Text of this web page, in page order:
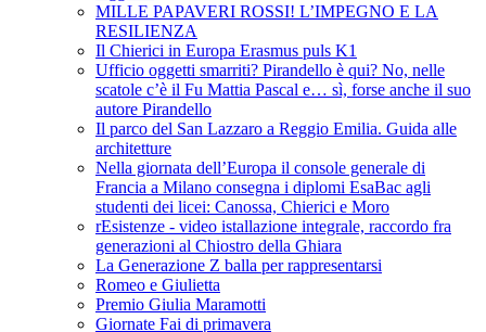
MILLE PAPAVERI ROSSI! L’IMPEGNO E LA
RESILIENZA
Il Chierici in Europa Erasmus puls K1
Ufficio oggetti smarriti? Pirandello è qui? No, nelle
scatole c’è il Fu Mattia Pascal e… sì, forse anche il suo
autore Pirandello
Il parco del San Lazzaro a Reggio Emilia. Guida alle
architetture
Nella giornata dell’Europa il console generale di
Francia a Milano consegna i diplomi EsaBac agli
studenti dei licei: Canossa, Chierici e Moro
rEsistenze - video istallazione integrale, raccordo fra
generazioni al Chiostro della Ghiara
La Generazione Z balla per rappresentarsi
Romeo e Giulietta
Premio Giulia Maramotti
Giornate Fai di primavera